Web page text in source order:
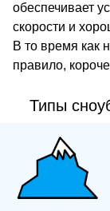
обеспечивает
скорости и
В то время как
правило,
Типы